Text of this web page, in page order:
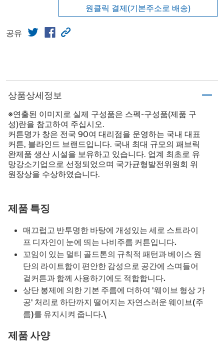
원클릭 결제(기본주소로 배송)
공유
상품상세정보
※연출된 이미지로 실제 구성품은 스펙-구성품(제품 구
성)란을 참고하여 주십시오.
커튼명가 창은 전국 90여 대리점을 운영하는 국내 대표
커튼, 블라인드 브랜드입니다. 국내 최대 규모의 패브릭
완제품 생산 시설을 보유하고 있습니다. 업계 최초로 유
망강소기업으로 선정되었으며 국가균형발전위원회 위
원장상을 수상하였습니다.
제품 특징
매끄럽고 반투명한 바탕에 개성있는 세로 스트라이
프 디자인이 눈에 띄는 나비주름 커튼입니다.
꼬임이 있는 멀티 골드톤의 규칙적 패턴과 베이스 원
단의 라이트함이 편안한 감성으로 공간에 스며들어
겉커튼과 함께 사용하기에도 적합합니다.
상단 봉제에 의한 기본 주름에 더하여 '웨이브 형상 가
공' 처리로 하단까지 떨어지는 자연스러운 웨이브(주
름)를 유지시켜 줍니다.\
제품 사양